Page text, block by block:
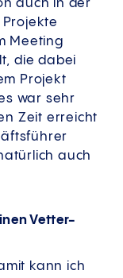
auch in der
Meeting
die dabei
Projekt
war sehr
Zeit erreicht
auch
Vetter-
kann ich